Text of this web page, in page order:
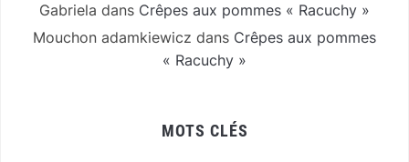
Gabriela dans Crêpes aux pommes « Racuchy »
Mouchon adamkiewicz dans Crêpes aux pommes
« Racuchy »
MOTS CLÉS